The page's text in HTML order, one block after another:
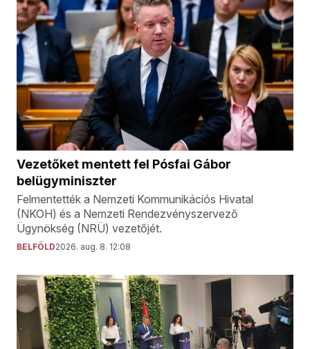
Vezetőket mentett fel Pósfai Gábor
belügyminiszter
Felmentették a Nemzeti Kommunikációs Hivatal
(NKOH) és a Nemzeti Rendezvényszervező
Ügynökség (NRÜ) vezetőjét.
BELFÖLD2026. aug. 8. 12:08